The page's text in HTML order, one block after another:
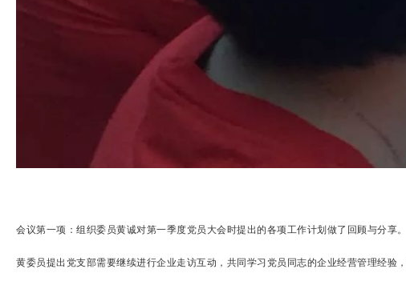
会议第一项：组织委员黄诚对第一季度党员大会时提出的各项工作计划做了回顾与分享。
黄委员提出党支部需要继续进行企业走访互动，共同学习党员同志的企业经营管理经验